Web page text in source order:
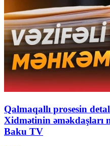
Qalmaqallı prosesin
Xidmətinin əməkdaşları
Baku TV